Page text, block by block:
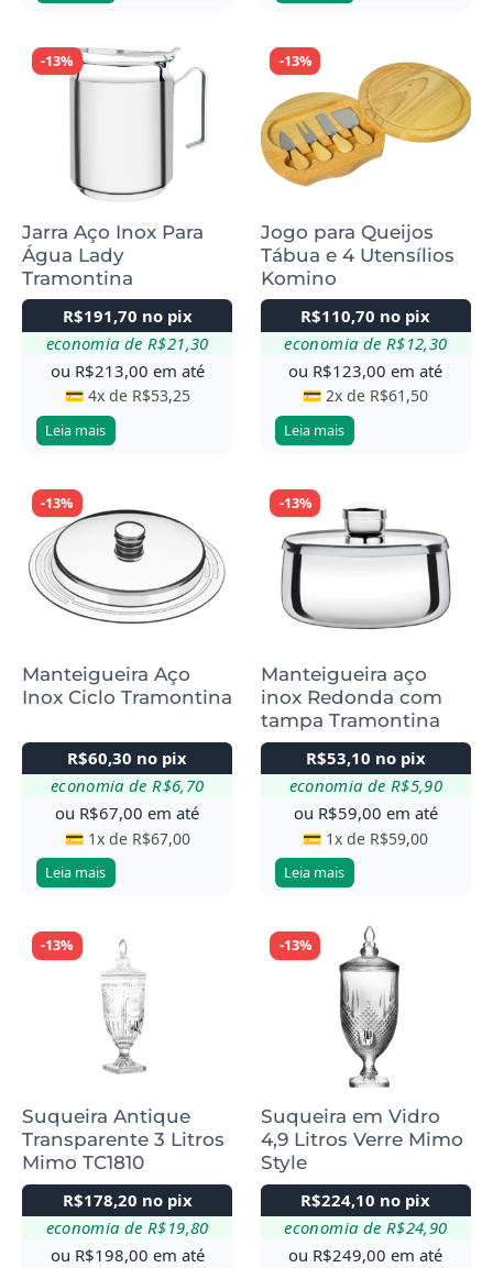
-13%
Jarra Aço Inox Para
Água Lady
Tramontina
R$191,70 no pix
economia de R$21,30
ou R$213,00 em até
💳 4x de R$53,25
Leia mais
-13%
Jogo para Queijos
Tábua e 4 Utensílios
Komino
R$110,70 no pix
economia de R$12,30
ou R$123,00 em até
💳 2x de R$61,50
Leia mais
-13%
Manteigueira Aço
Inox Ciclo Tramontina
R$60,30 no pix
economia deR$6,70
ou R$67,00 em até
💳 1x de R$67,00
Leia mais
-13%
Manteigueira aço
inox Redonda com
tampa Tramontina
R$53,10 no pix
economia de R$5,90
ou R$59,00 em até
💳 1x de R$59,00
Leia mais
-13%
Suqueira Antique
Transparente 3 Litros
Mimo TC1810
R$178,20 no pix
economia deR$19,80
ou R$198,00 em até
-13%
Suqueira em Vidro
4,9 Litros Verre Mimo
Style
R$224,10 no pix
economia de R$24,90
ou R$249,00 em até